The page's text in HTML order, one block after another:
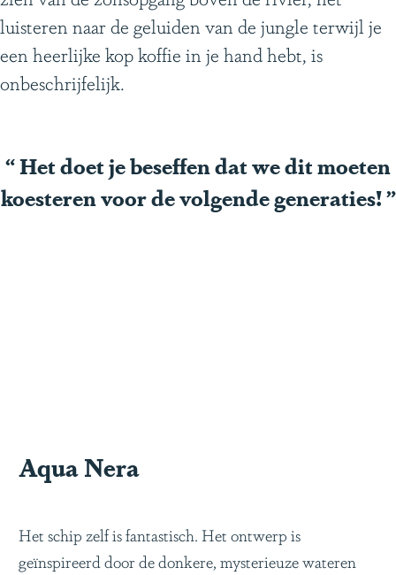
luisteren naar de geluiden van de jungle terwijl je
een heerlijke kop koffie in je hand hebt, is
onbeschrijfelijk.
“Het doet je beseffen dat we dit moeten
koesteren voor de volgende generaties!”
Aqua Nera
Het schip zelf is fantastisch. Het ontwerp is
geïnspireerd door de donkere, mysterieuze wateren